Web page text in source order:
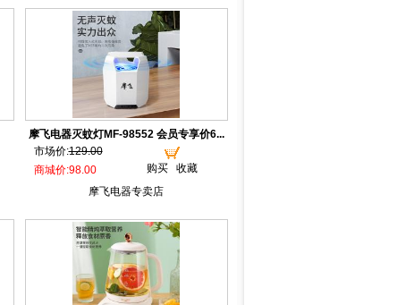
摩飞电器灭蚊灯MF-98552 会员专享价6...
市场价:129.00
购买
收藏
商城价:98.00
摩飞电器专卖店